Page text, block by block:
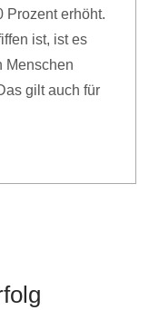
Prozent erhöht.
ist, ist es
Menschen
gilt auch für